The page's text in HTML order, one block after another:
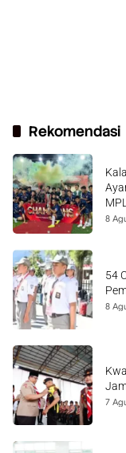
Rekomendasi
8
54
8
7